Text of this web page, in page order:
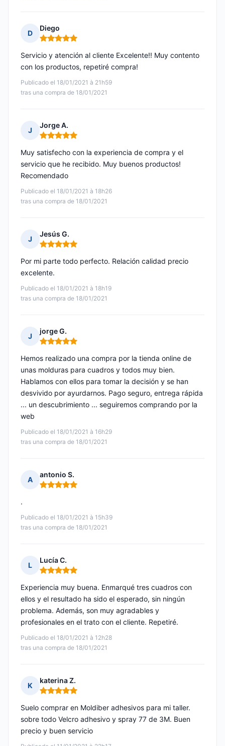
D
Diego
Nota: 5 de 5
Publicado el 18/01/2021 à 21h59
tras una compra de 18/01/2021
Servicio y atención al cliente Excelente!! Muy contento
con los productos, repetiré compra!
J
Jorge A.
Nota: 5 de 5
Publicado el 18/01/2021 à 18h26
tras una compra de 18/01/2021
Muy satisfecho con la experiencia de compra y el
servicio que he recibido. Muy buenos productos!
Recomendado
J
Jesús G.
Nota: 5 de 5
Publicado el 18/01/2021 à 18h19
tras una compra de 18/01/2021
Por mi parte todo perfecto. Relación calidad precio
excelente.
J
jorge G.
Nota: 5 de 5
Publicado el 18/01/2021 à 16h29
tras una compra de 18/01/2021
Hemos realizado una compra por la tienda online de
unas molduras para cuadros y todos muy bien.
Hablamos con ellos para tomar la decisión y se han
desvivido por ayurdarnos. Pago seguro, entrega rápida
... un descubrimiento ... seguiremos comprando por la
web
A
antonio S.
Nota: 5 de 5
Publicado el 18/01/2021 à 15h39
tras una compra de 18/01/2021
.
L
Lucía C.
Nota: 5 de 5
Publicado el 18/01/2021 à 12h28
tras una compra de 18/01/2021
Experiencia muy buena. Enmarqué tres cuadros con
ellos y el resultado ha sido el esperado, sin ningún
problema. Además, son muy agradables y
profesionales en el trato con el cliente. Repetiré.
K
katerina Z.
Nota: 5 de 5
Suelo comprar en Moldiber adhesivos para mi taller.
sobre todo Velcro adhesivo y spray 77 de 3M. Buen
precio y buen servicio